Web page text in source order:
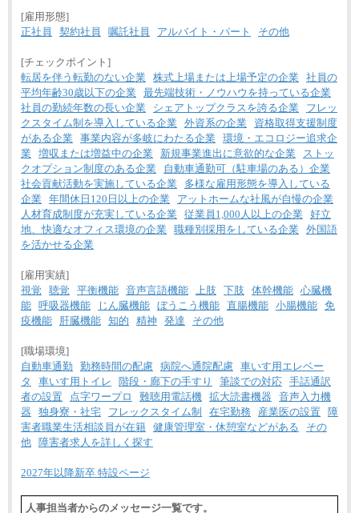
[雇用形態]
正社員
契約社員 嘱託社員 アルバイト・パート その他
[チェックポイント]
転居を伴う転勤のない企業 株式上場または上場予定の企業 社員の
平均年齢30歳以下の企業 最先端技術・ノウハウを持っている企業
社員の勤続年数の長い企業
シェアトップクラスを誇る企業
フレッ
クスタイム制を導入している企業 外資系の企業
資格取得支援制度
がある企業 事業内容が多岐にわたる企業 環境・エコロジー追求企
業 増収または増益中の企業 新規事業進出に意欲的な企業
ストッ
クオプション制度のある企業
自動車通勤可（駐車場のある）企業
社会貢献活動を実施している企業
多様な雇用形態を導入している
企業 年間休日120日以上の企業
アットホームな社風が自慢の企業
人材育成制度が充実している企業 従業員1,000人以上の企業 好立
地、快適なオフィス環境の企業 職種別採用をしている企業 外国語
を活かせる企業
[雇用実績]
視覚
聴覚 平衡機能 音声言語機能 上肢 下肢 体幹機能 心臓機
能 呼吸器機能 じん臓機能 ぼうこう機能 直腸機能 小腸機能 免
疫機能
肝臓機能 知的 精神 発達 その他
[職場環境]
自動車通勤
勤務時間の配慮 病院へ通院配慮 車いす用エレベー
タ
車いす用トイレ 階段・廊下の手すり 筆談での対応 手話通訳
者の設置
点字ワープロ 難聴用電話機 拡大読書機器
音声入力機
器
独身寮・社宅 フレックスタイム制 在宅勤務 産業医の設置
障
害者職業生活相談員が在籍 健康管理室・休憩室などがある
その
他
障害者求人を詳しく探す
2027年以降新卒 特設ページ
人事担当者からのメッセージ一覧です。